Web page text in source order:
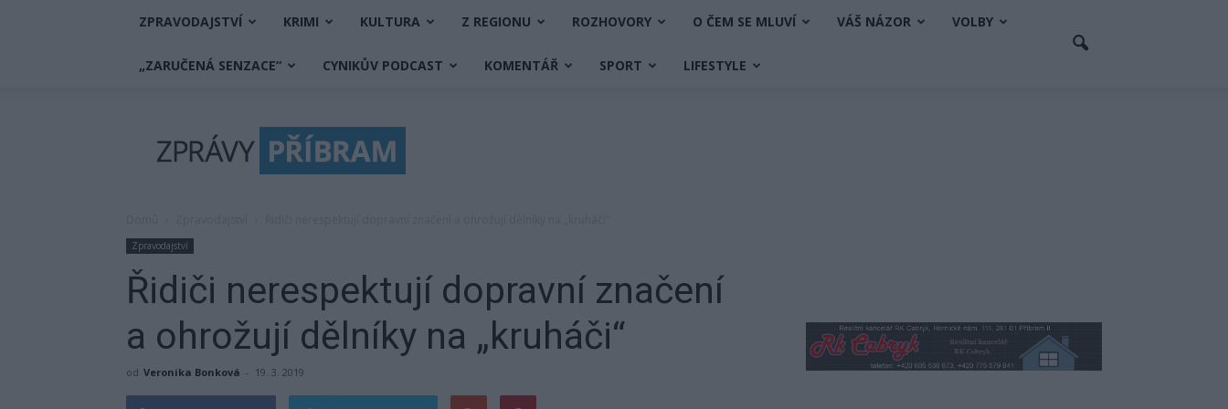
ZPRAVODAJSTVÍ KRIMI KULTURA Z REGIONU ROZHOVORY O ČEM SE MLUVÍ VÁŠ NÁZOR VOLBY
„ZARUČENÁ SENZACE“ CYNIKŮV PODCAST KOMENTÁŘ SPORT LIFESTYLE
Příbram
Zpravodajství
Řidiči nerespektují dopravní značení
a ohrožují dělníky na „kruháči“
od Veronika Bonková - 19. 3. 2019